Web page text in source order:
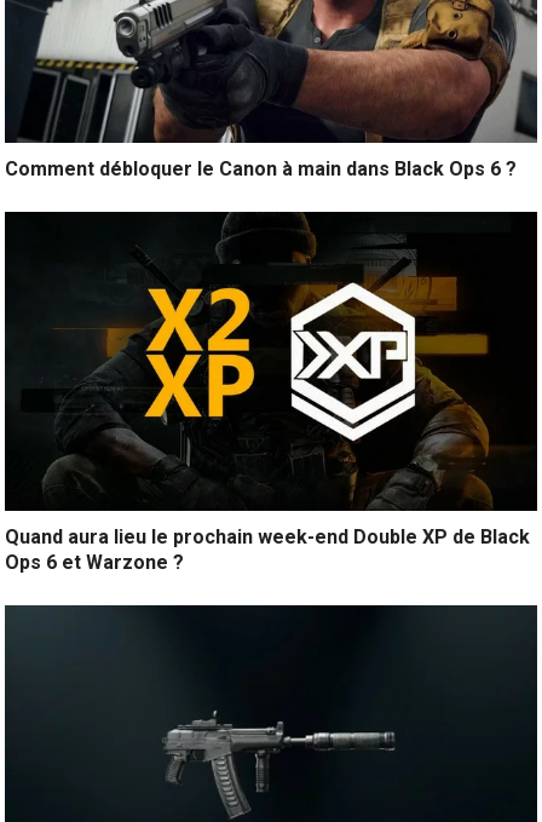
Comment débloquer le Canon à main dans Black Ops 6 ?
Quand aura lieu le prochain week-end Double XP de Black
Ops 6 et Warzone ?